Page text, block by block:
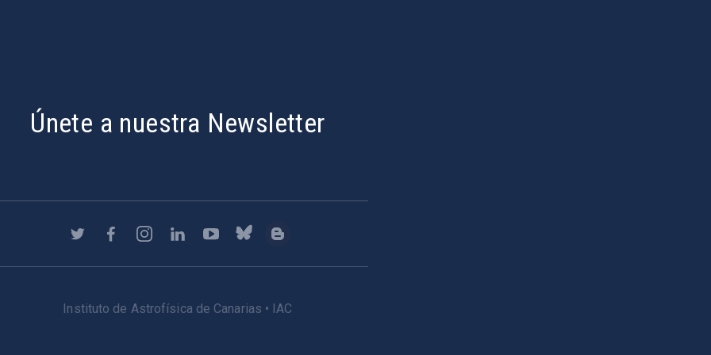
Únete a nuestra Newsletter
Instituto de Astrofísica de Canarias • IAC